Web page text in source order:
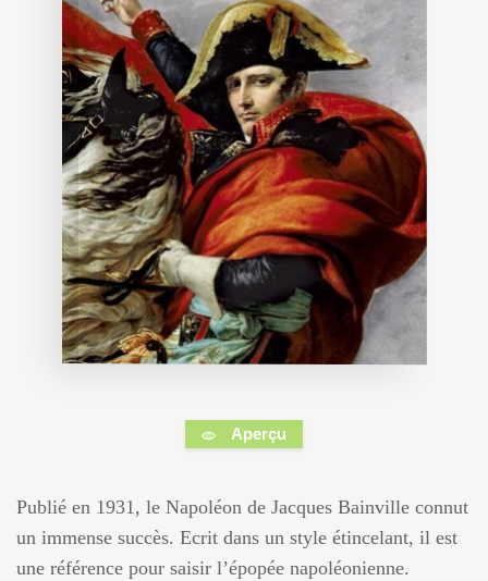
Aperçu
Publié en 1931, le Napoléon de Jacques Bainville connut
un immense succès. Ecrit dans un style étincelant, il est
une référence pour saisir l’épopée napoléonienne.